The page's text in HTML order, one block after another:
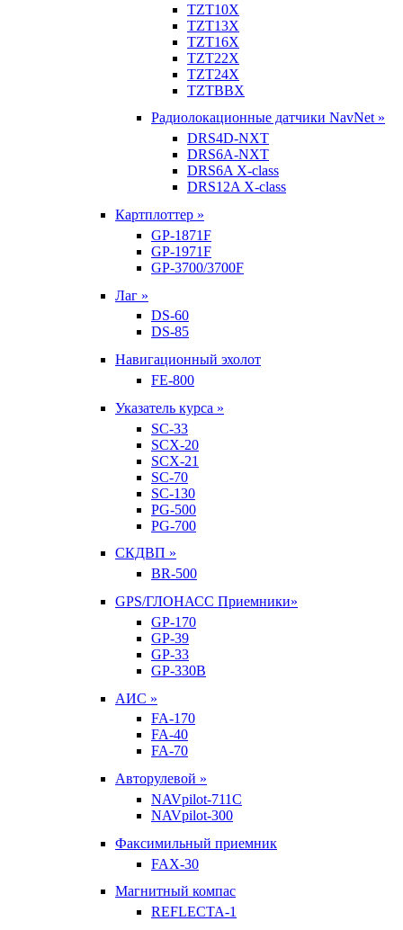
TZT10X
TZT13X
TZT16X
TZT22X
TZT24X
TZTBBX
Радиолокационные датчики NavNet »
DRS4D-NXT
DRS6A-NXT
DRS6A X-class
DRS12A X-class
Картплоттер »
GP-1871F
GP-1971F
GP-3700/3700F
Лаг »
DS-60
DS-85
Навигационный эхолот
FE-800
Указатель курса »
SC-33
SCX-20
SCX-21
SC-70
SC-130
PG-500
PG-700
СКДВП »
BR-500
GPS/ГЛОНАСС Приемники»
GP-170
GP-39
GP-33
GP-330B
АИС »
FA-170
FA-40
FA-70
Авторулевой »
NAVpilot-711С
NAVpilot-300
Факсимильный приемник
FAX-30
Магнитный компас
REFLECTA-1